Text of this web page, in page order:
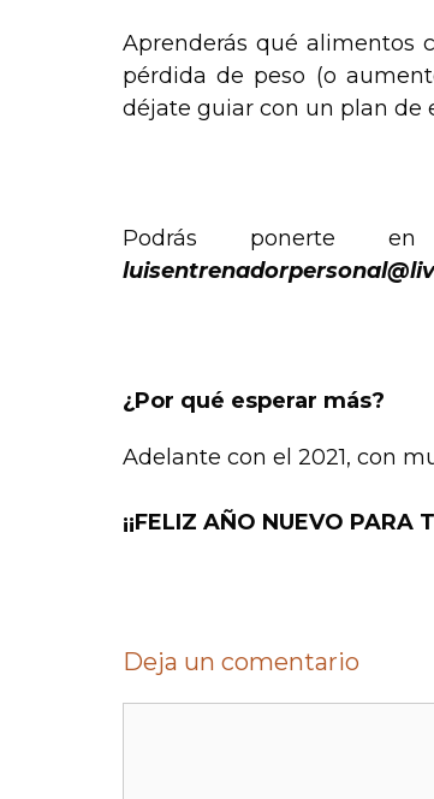
Aprenderás qué alimentos
pérdida de peso (o
déjate guiar con un plan de
Podrás ponerte
¿Por qué esperar más?
Adelante con el 2021, con
¡¡FELIZ AÑO NUEVO PARA
Deja un comentario